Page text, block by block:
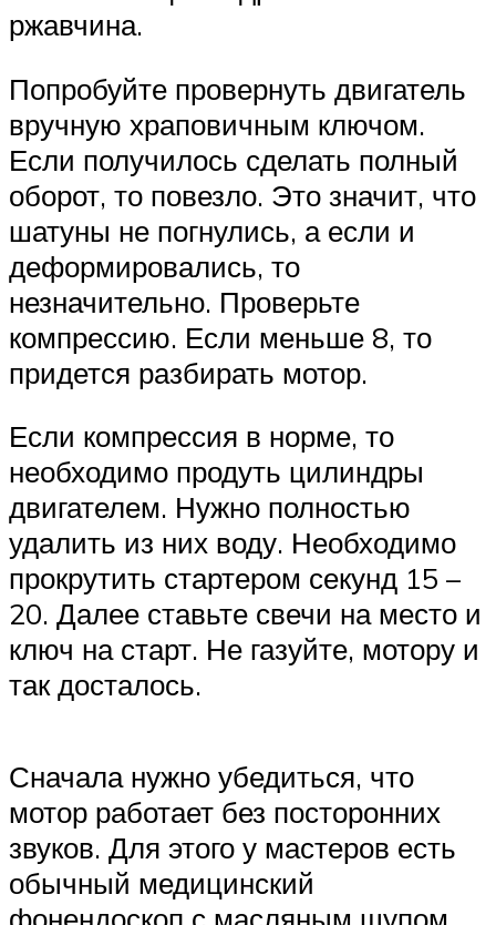
ржавчина.
Попробуйте провернуть двигатель
вручную храповичным ключом.
Если получилось сделать полный
оборот, то повезло. Это значит, что
шатуны не погнулись, а если и
деформировались, то
незначительно. Проверьте
компрессию. Если меньше 8, то
придется разбирать мотор.
Если компрессия в норме, то
необходимо продуть цилиндры
двигателем. Нужно полностью
удалить из них воду. Необходимо
прокрутить стартером секунд 15 –
20. Далее ставьте свечи на место и
ключ на старт. Не газуйте, мотору и
так досталось.
Сначала нужно убедиться, что
мотор работает без посторонних
звуков. Для этого у мастеров есть
обычный медицинский